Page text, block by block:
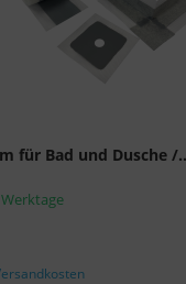
für Bad und Dusche /